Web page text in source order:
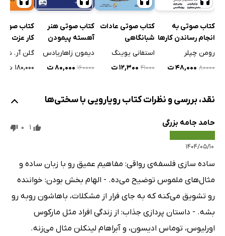
کتاب صوتی به
انجام رساندن کارها
رومن چپلر
۸۰۰۰۰ ۴۸,۰۰۰ ت
کتاب صوتی عادات
شبانگاهی
استفانی یوینگ
۴۱۰۰۰ ۱۲,۳۰۰ ت
کتاب صوتی هنر
آهسته پیمودن
دیمون زاهاریادس
۱۶۰۰۰۰ ۸۰,۰۰۰ ت
کتاب
کار عزت
گلن آر.
۱۸۰,۰۰۰ ت
نقد، بررسی و نظرات کتاب رویارویی با سختی‌ها
حامد جامه بزرگی
۱۴۰۴/۰۵/۱۰
1
0
ساده سازی فلسفه‌ی رواقی: مفاهیم عمیق رو با زبان ساده و
مثال‌های ملموس توضیح می‌ده. - الهام بخش بودن: خواننده
رو تشویق می‌کنه که به جای فرار از مشکلات، باهاشون روبه رو
بشه. - داستان پردازی جذاب: از زندگی افراد مثل مارکوس
اورلیوس، توماس ادیسون، و آبراهام لینکلن مثال می‌زنه.